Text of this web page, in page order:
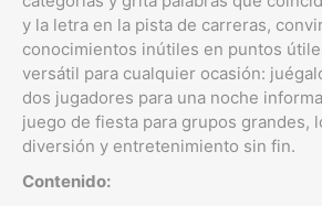
y la letra en la pista de carreras,
conocimientos inútiles en puntos
versátil para cualquier ocasión:
dos jugadores para una noche
juego de fiesta para grupos grandes,
diversión y entretenimiento sin fin.
Contenido: